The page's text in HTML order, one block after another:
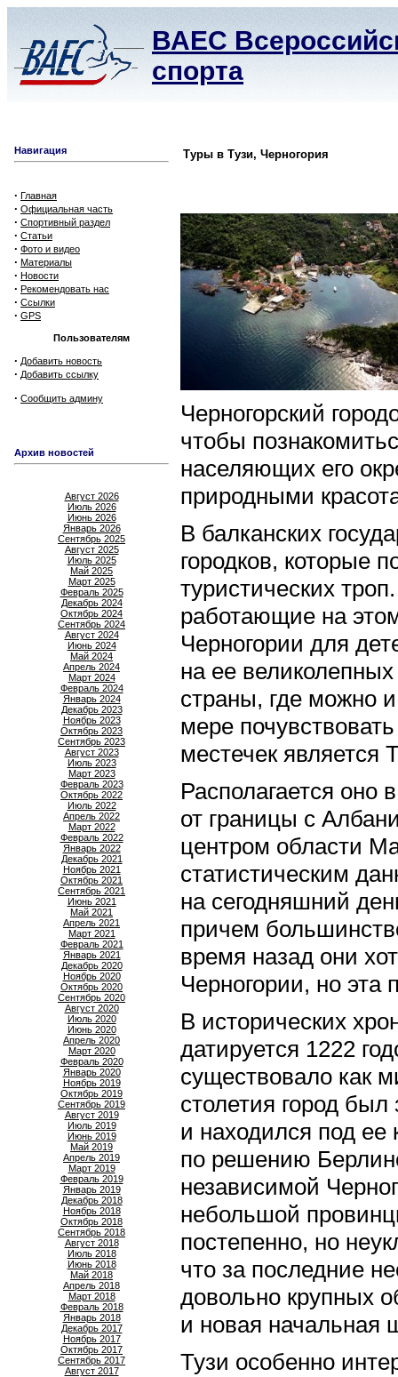
ВАЕС
спорта
Навигация
· Главная
· Официальная часть
· Спортивный раздел
· Статьи
· Фото и видео
· Материалы
· Новости
· Рекомендовать нас
· Ссылки
· GPS
Пользователям
· Добавить новость
· Добавить ссылку
· Сообщить админу
Архив новостей
Август 2026
Июль 2026
Июнь 2026
Январь 2026
Сентябрь 2025
Август 2025
Июль 2025
Май 2025
Март 2025
Февраль 2025
Декабрь 2024
Октябрь 2024
Сентябрь 2024
Август 2024
Июнь 2024
Май 2024
Апрель 2024
Март 2024
Февраль 2024
Январь 2024
Декабрь 2023
Ноябрь 2023
Октябрь 2023
Сентябрь 2023
Август 2023
Июль 2023
Март 2023
Февраль 2023
Октябрь 2022
Июль 2022
Апрель 2022
Март 2022
Февраль 2022
Январь 2022
Декабрь 2021
Ноябрь 2021
Октябрь 2021
Сентябрь 2021
Июнь 2021
Май 2021
Апрель 2021
Март 2021
Февраль 2021
Январь 2021
Декабрь 2020
Ноябрь 2020
Октябрь 2020
Сентябрь 2020
Август 2020
Июль 2020
Июнь 2020
Апрель 2020
Март 2020
Февраль 2020
Январь 2020
Ноябрь 2019
Октябрь 2019
Сентябрь 2019
Август 2019
Июль 2019
Июнь 2019
Май 2019
Апрель 2019
Март 2019
Февраль 2019
Январь 2019
Декабрь 2018
Ноябрь 2018
Октябрь 2018
Сентябрь 2018
Август 2018
Июль 2018
Июнь 2018
Май 2018
Апрель 2018
Март 2018
Февраль 2018
Январь 2018
Декабрь 2017
Ноябрь 2017
Октябрь 2017
Сентябрь 2017
Август 2017
Туры в Тузи, Черногория
Черногорский
чтобы
населяющих его
природными
В балканских
городков, которые
туристических
работающие на
Черногории для
на ее великолепных
страны, где можно
мере
местечек является
Располагается оно
от границы с
центром области
статистическим
на сегодняшний
причем
время назад они
Черногории, но эта
В исторических
датируется 1222
существовало как
столетия город
и находился под ее
по решению
независимой
небольшой
постепенно, но
что за последние
довольно крупных
и новая начальная
Тузи особенно